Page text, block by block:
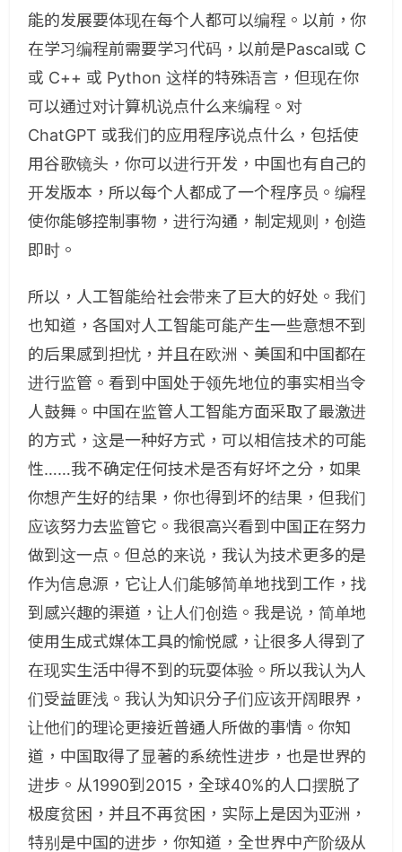
能的发展要体现在每个人都可以编程。以前，你
在学习编程前需要学习代码，以前是Pascal或 C
或 C++ 或 Python 这样的特殊语言，但现在你
可以通过对计算机说点什么来编程。对
ChatGPT 或我们的应用程序说点什么，包括使
用谷歌镜头，你可以进行开发，中国也有自己的
开发版本，所以每个人都成了一个程序员。编程
使你能够控制事物，进行沟通，制定规则，创造
即时。
所以，人工智能给社会带来了巨大的好处。我们
也知道，各国对人工智能可能产生一些意想不到
的后果感到担忧，并且在欧洲、美国和中国都在
进行监管。看到中国处于领先地位的事实相当令
人鼓舞。中国在监管人工智能方面采取了最激进
的方式，这是一种好方式，可以相信技术的可能
性……我不确定任何技术是否有好坏之分，如果
你想产生好的结果，你也得到坏的结果，但我们
应该努力去监管它。我很高兴看到中国正在努力
做到这一点。但总的来说，我认为技术更多的是
作为信息源，它让人们能够简单地找到工作，找
到感兴趣的渠道，让人们创造。我是说，简单地
使用生成式媒体工具的愉悦感，让很多人得到了
在现实生活中得不到的玩耍体验。所以我认为人
们受益匪浅。我认为知识分子们应该开阔眼界，
让他们的理论更接近普通人所做的事情。你知
道，中国取得了显著的系统性进步，也是世界的
进步。从1990到2015，全球40%的人口摆脱了
极度贫困，并且不再贫困，实际上是因为亚洲，
特别是中国的进步，你知道，全世界中产阶级从